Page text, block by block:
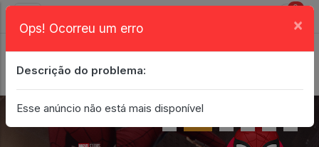
0
Ops! Ocorreu um erro ×
Descrição do problema:
Esse anúncio não está mais disponível